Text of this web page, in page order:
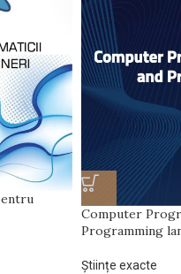
Computer
Programming
Științe exacte